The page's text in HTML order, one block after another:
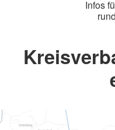
Infos